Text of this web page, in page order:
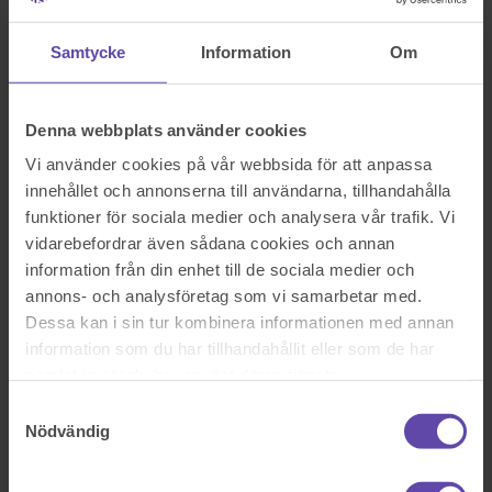
Samtycke Information Om
Denna webbplats använder cookies
Vi använder cookies på vår webbsida för att anpassa
innehållet och annonserna till användarna, tillhandahålla
funktioner för sociala medier och analysera vår trafik. Vi
vidarebefordrar även sådana cookies och annan
information från din enhet till de sociala medier och
annons- och analysföretag som vi samarbetar med.
Dessa kan i sin tur kombinera informationen med annan
information som du har tillhandahållit eller som de har
Nödvändig
Sök efter en fråga
Styvbarnsadoption
Hej! Jag är 16 år gammal och har under uppväxten haft en
begränsad kontakt med min biologiska far. Jag har växt upp hos min
mor som haft ensam vårdnad om mig. När jag var 5 år gifte sig min
mor med en ny man, min styvfar, och min önskan är att bli
adopterad av honom. Är detta möjligt, även utan samtycke från min
biologiska far?
Sök efter en fråga